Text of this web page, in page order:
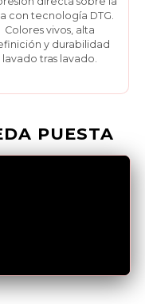
con tecnología DTG.
Colores vivos, alta
y durabilidad
lavado tras lavado.
PUESTA